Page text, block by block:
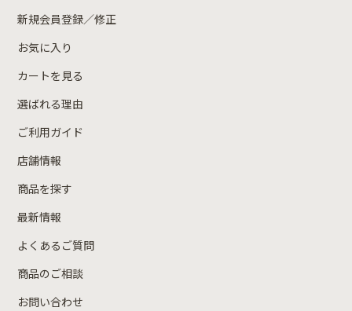
新規会員登録／修正
お気に入り
カートを見る
選ばれる理由
ご利用ガイド
店舗情報
商品を探す
最新情報
よくあるご質問
商品のご相談
お問い合わせ